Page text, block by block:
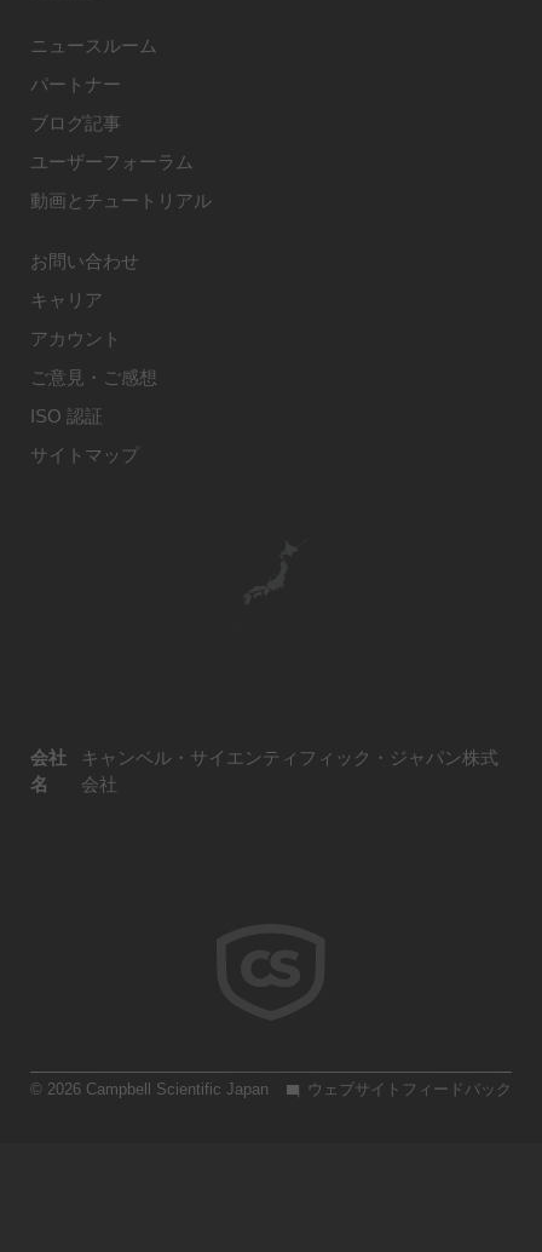
ニュースルーム
パートナー
ブログ記事
ユーザーフォーラム
動画とチュートリアル
お問い合わせ
キャリア
アカウント
ご意見・ご感想
ISO 認証
サイトマップ
会社
名
キャンベル・サイエンティフィック・ジャパン株式
会社
ウェブサイトフィードバック
© 2026 Campbell Scientific Japan